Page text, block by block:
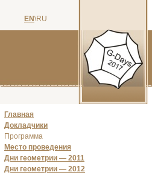
EN\RU
Главная
Докладчики
Программа
Место проведения
Дни геометрии — 2011
Дни геометрии — 2012